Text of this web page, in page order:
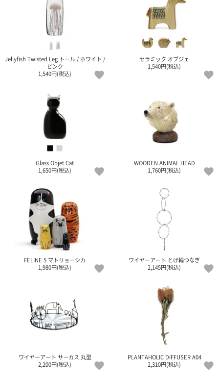
Jellyfish Twisted Leg トール / ホワイト /
ピンク
1,540円(税込)
セラミック オブジェ
1,540円(税込)
Glass Objet Cat
1,650円(税込)
WOODEN ANIMAL HEAD
1,760円(税込)
FELINE 5 マトリョーシカ
1,980円(税込)
ワイヤーアート とげ輪つなぎ
2,145円(税込)
ワイヤーアート サーカス 丸型
2,200円(税込)
PLANTAHOLIC DIFFUSER A04
2,310円(税込)